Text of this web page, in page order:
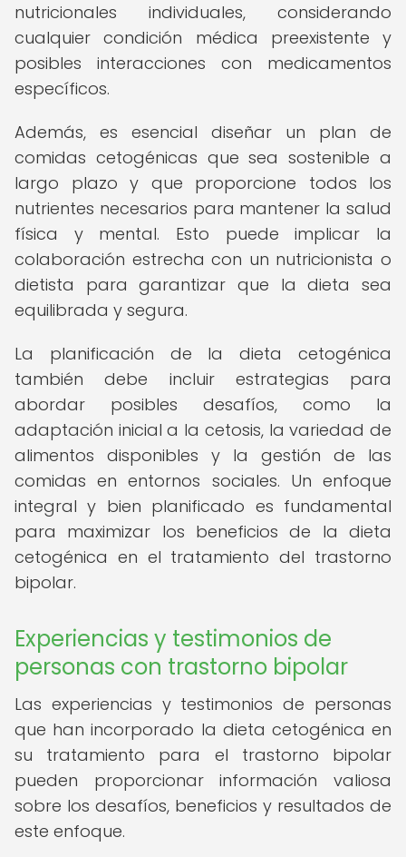
nutricionales individuales, considerando
cualquier condición médica preexistente y
posibles interacciones con medicamentos
específicos.
Además, es esencial diseñar un plan de
comidas cetogénicas que sea sostenible a
largo plazo y que proporcione todos los
nutrientes necesarios para mantener la salud
física y mental. Esto puede implicar la
colaboración estrecha con un nutricionista o
dietista para garantizar que la dieta sea
equilibrada y segura.
La planificación de la dieta cetogénica
también debe incluir estrategias para
abordar posibles desafíos, como la
adaptación inicial a la cetosis, la variedad de
alimentos disponibles y la gestión de las
comidas en entornos sociales. Un enfoque
integral y bien planificado es fundamental
para maximizar los beneficios de la dieta
cetogénica en el tratamiento del trastorno
bipolar.
Experiencias y testimonios de
personas con trastorno bipolar
Las experiencias y testimonios de personas
que han incorporado la dieta cetogénica en
su tratamiento para el trastorno bipolar
pueden proporcionar información valiosa
sobre los desafíos, beneficios y resultados de
este enfoque.